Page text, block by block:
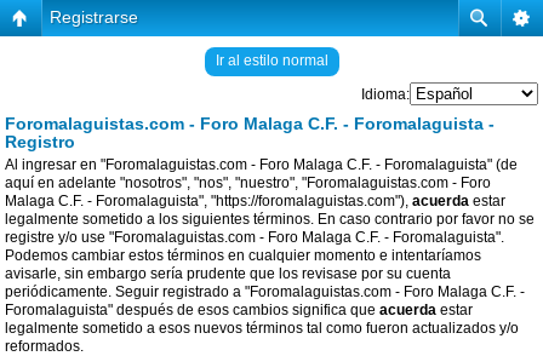
Registrarse
Ir al estilo normal
Idioma:
Foromalaguistas.com - Foro Malaga C.F. - Foromalaguista -
Registro
Al ingresar en "Foromalaguistas.com - Foro Malaga C.F. - Foromalaguista" (de
aquí en adelante "nosotros", "nos", "nuestro", "Foromalaguistas.com - Foro
Malaga C.F. - Foromalaguista", "https://foromalaguistas.com"), acuerda estar
legalmente sometido a los siguientes términos. En caso contrario por favor no se
registre y/o use "Foromalaguistas.com - Foro Malaga C.F. - Foromalaguista".
Podemos cambiar estos términos en cualquier momento e intentaríamos
avisarle, sin embargo sería prudente que los revisase por su cuenta
periódicamente. Seguir registrado a "Foromalaguistas.com - Foro Malaga C.F. -
Foromalaguista" después de esos cambios significa que acuerda estar
legalmente sometido a esos nuevos términos tal como fueron actualizados y/o
reformados.